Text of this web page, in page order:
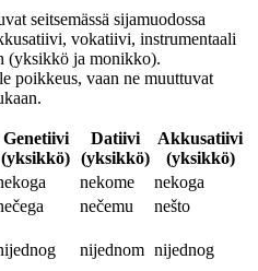
seitsemässä sijamuodossa
vokatiivi, instrumentaali
(yksikkö ja monikko).
poikkeus, vaan ne muuttuvat
Genetiivi
(yksikkö)
Datiivi
(yksikkö)
Akkusatiivi
(yksikkö)
nekome
nekoga
nečemu
nešto
nijednom nijednog